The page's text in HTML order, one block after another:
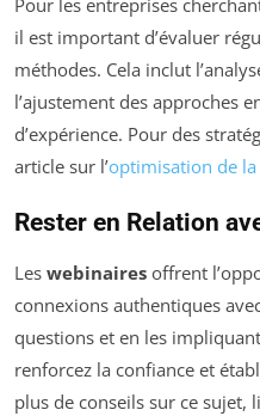
Pour les entreprises
il est important d’évaluer
méthodes. Cela inclut
l’ajustement des approches
d’expérience. Pour des
article sur l’optimisation de
Rester en Relation
Les webinaires offrent
connexions authentiques
questions et en les
renforcez la confiance et
plus de conseils sur ce sujet,